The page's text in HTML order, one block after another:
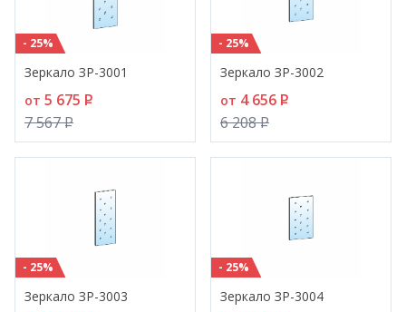
- 25%
Зеркало ЗР-3001
от 5 675 P
7 567P
- 25%
Зеркало ЗР-3002
от 4 656 P
6 208P
- 25%
Зеркало ЗР-3003
- 25%
Зеркало ЗР-3004